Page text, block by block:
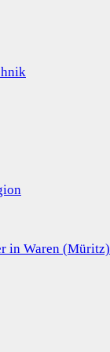
in Waren (Müritz)